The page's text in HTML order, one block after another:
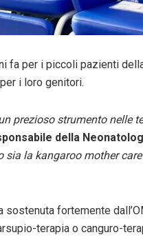
fa per i piccoli pazienti
i loro genitori.
prezioso strumento nelle
della
sia la kangaroo mother
sostenuta fortemente
terapia o canguro-